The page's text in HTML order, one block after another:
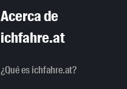
Acerca de
ichfahre.at
¿Qué es ichfahre.at?